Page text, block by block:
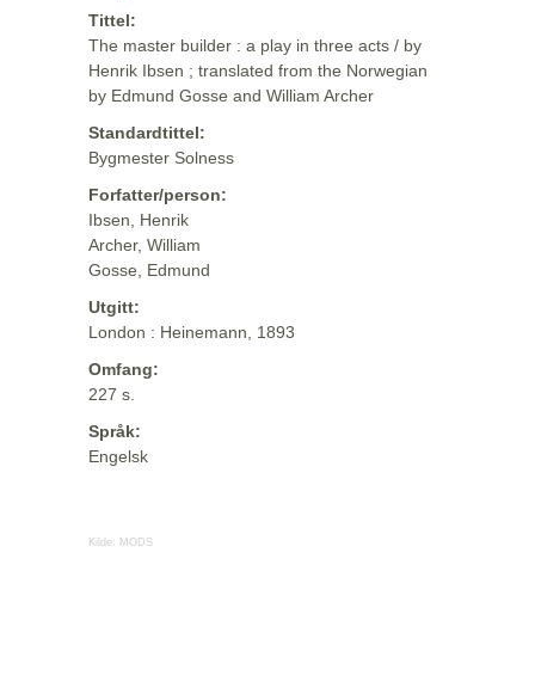
Tittel:
The master builder : a play in three acts / by
Henrik Ibsen ; translated from the Norwegian
by Edmund Gosse and William Archer
Standardtittel:
Bygmester Solness
Forfatter/person:
Ibsen, Henrik
Archer, William
Gosse, Edmund
Utgitt:
London : Heinemann, 1893
Omfang:
227 s.
Språk:
Engelsk
Kilde: MODS